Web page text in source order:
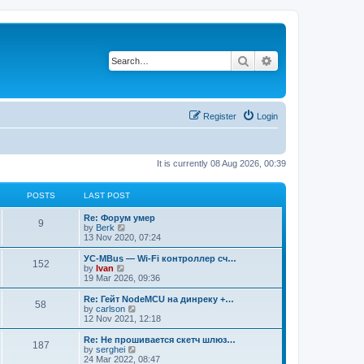
Search
Login
Register
It is currently 08 Aug 2026, 00:39
POSTS LAST POST
9
Re: Форум умер
by Berk
i
e
h
l
a
t
e
t
p
13 Nov 2020, 07:24
152
УС-MBus — Wi-Fi контроллер сч…
by Ivan
i
e
w
h
a
t
19 Mar 2026, 09:36
58
Re: Гейт NodeMCU на динреку +…
by carlson
e
w
h
12 Nov 2021, 12:18
187
Re: Не прошивается скетч шлюз…
by serghei
i
24 Mar 2022, 08:47